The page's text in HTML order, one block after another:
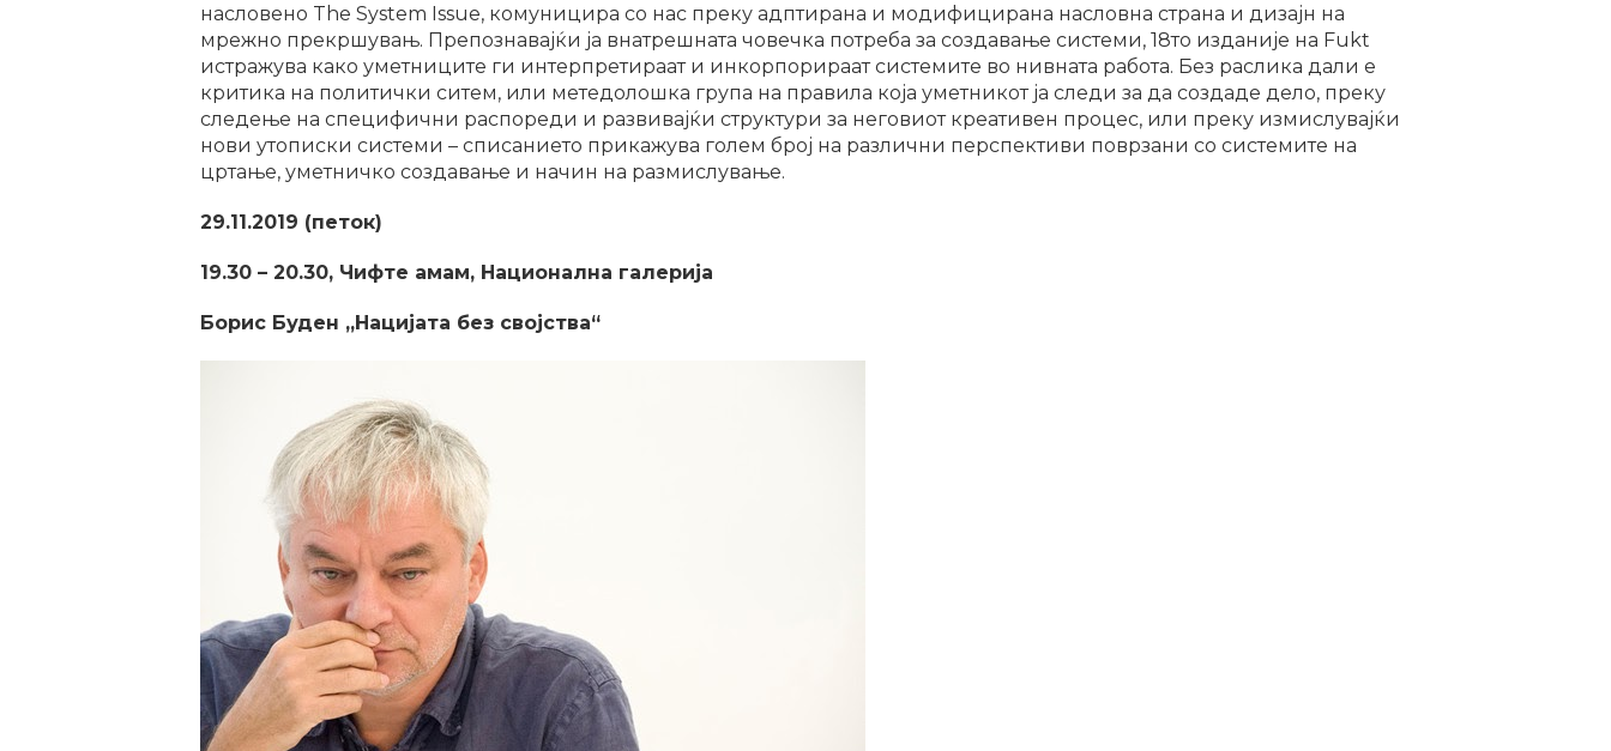
насловено The System Issue, комуницира со нас преку адптирана и модифицирана насловна страна и дизајн на
мрежно прекршувањ. Препознавајќи ја внатрешната човечка потреба за создавање системи, 18то изданије на Fukt
истражува како уметниците ги интерпретираат и инкорпорираат системите во нивната работа. Без раслика дали е
критика на политички ситем, или метедолошка група на правила која уметникот ја следи за да создаде дело, преку
следење на специфични распореди и развивајќи структури за неговиот креативен процес, или преку измислувајќи
нови утописки системи – списанието прикажува голем број на различни перспективи поврзани со системите на
цртање, уметничко создавање и начин на размислување.
29.11.2019 (петок)
19.30 – 20.30, Чифте амам, Национална галерија
Борис Буден „Нацијата без својства“